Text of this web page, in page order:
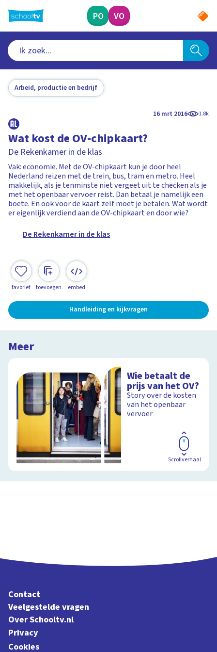
naar
hoofdinhoud
PO VO
Arbeid, productie en bedrijf
16 mrt 2016 1.8k
Wat kost de OV-chipkaart?
De Rekenkamer in de klas
Vak: economie. Met de OV-chipkaart kun je door heel
Nederland reizen met de trein, bus, tram en metro. Heel
makkelijk, als je tenminste niet vergeet uit te checken als je
met het openbaar vervoer reist. Dan betaal je namelijk een
boete. En ook voor de kaart zelf moet je betalen. Wat wordt
er eigenlijk verdiend aan de OV-chipkaart en door wie?
De Rekenkamer in de klas
favoriet toevoegen embed
Handleiding en kijkvragen
Meer
Wie betaalt de
prijs van het OV?
Story over de kosten
van het openbaar
vervoer
Scrollverhaal
Contact
Veelgestelde vragen
Over Schooltv.nl
Privacy
Cookies